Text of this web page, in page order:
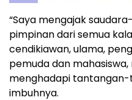
“Saya mengajak
pimpinan dari semua
cendikiawan, ulama,
pemuda dan
menghadapi
imbuhnya.